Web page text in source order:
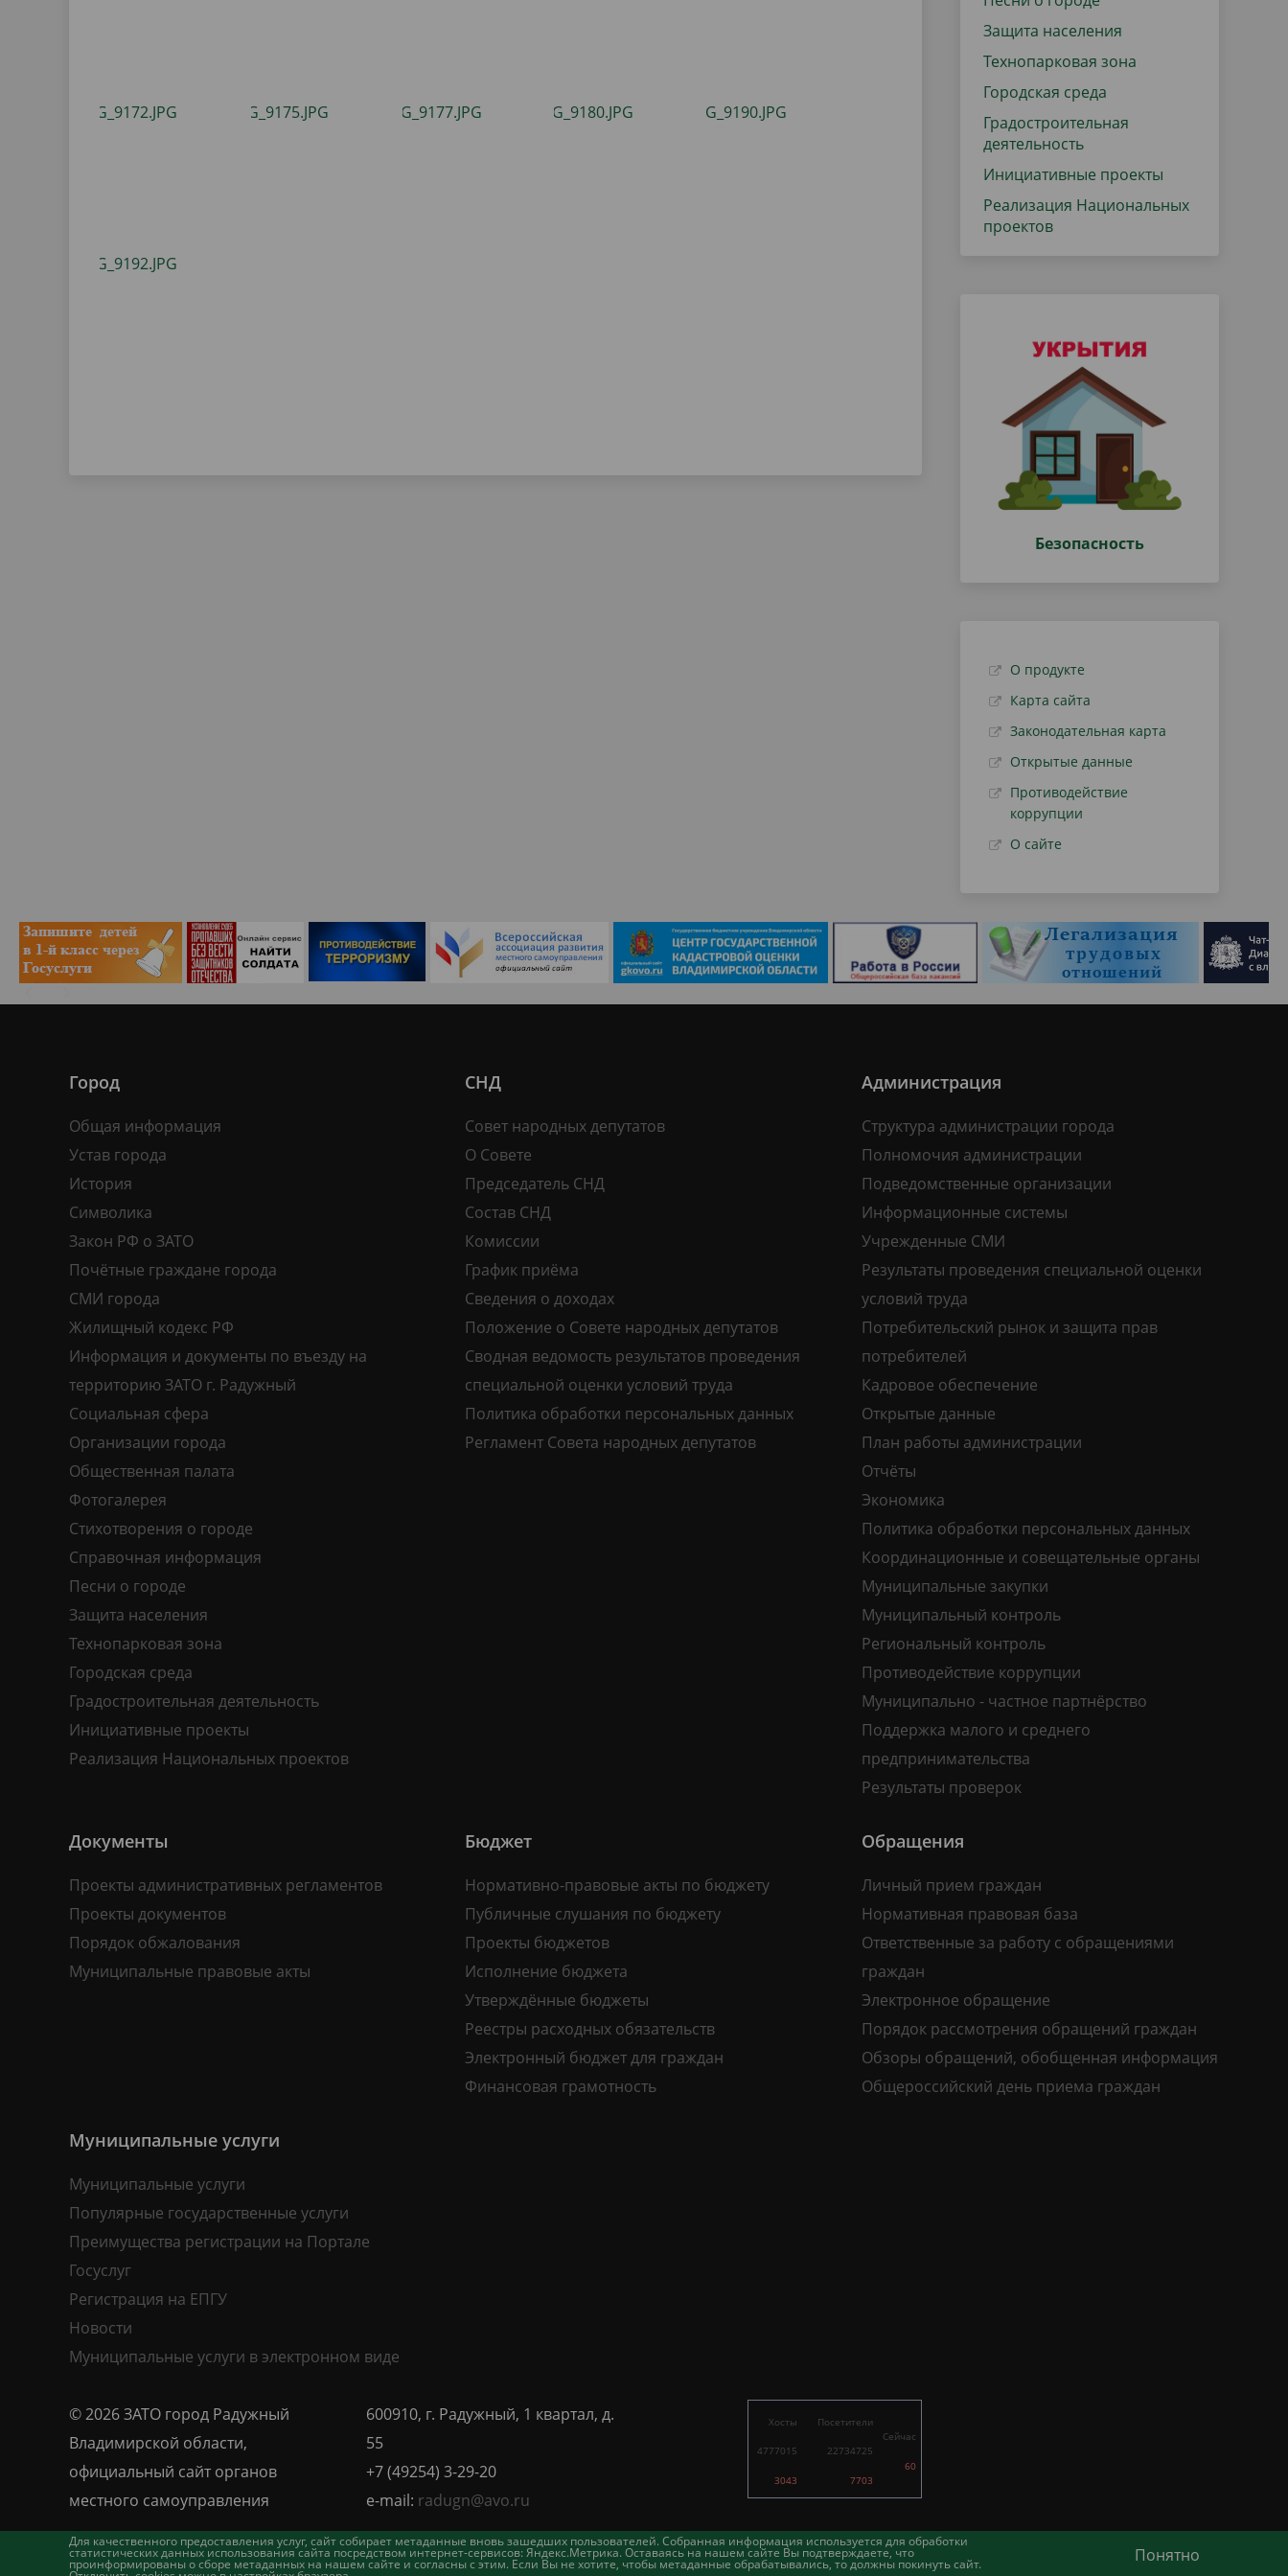
Защита населения
Технопарковая зона
Городская среда
Градостроительная
деятельность
Инициативные проекты
Реализация Национальных
проектов
Безопасность
О продукте
Карта сайта
Законодательная карта
Открытые данные
Противодействие
коррупции
О сайте
Для качественного предоставления услуг, сайт собирает метаданные вновь зашедших пользователей. Собранная информация используется для обработки
статистических данных использования сайта посредством интернет-сервисов: Яндекс.Метрика. Оставаясь на нашем сайте Вы подтверждаете, что
проинформированы о сборе метаданных на нашем сайте и согласны с этим. Если Вы не хотите, чтобы метаданные обрабатывались, то должны покинуть сайт. Понятно
Город
Общая информация
Устав города
История
Символика
Закон РФ о ЗАТО
Почётные граждане города
СМИ города
Жилищный кодекс РФ
Информация и документы по въезду на
территорию ЗАТО г. Радужный
Социальная сфера
Организации города
Общественная палата
Фотогалерея
Стихотворения о городе
Справочная информация
Песни о городе
Защита населения
Технопарковая зона
Городская среда
Градостроительная деятельность
Инициативные проекты
Реализация Национальных проектов
СНД
Совет народных депутатов
О Совете
Председатель СНД
Состав СНД
Комиссии
График приёма
Сведения о доходах
Положение о Совете народных депутатов
Сводная ведомость результатов проведения
специальной оценки условий труда
Политика обработки персональных данных
Регламент Совета народных депутатов
Администрация
Структура администрации города
Полномочия администрации
Подведомственные организации
Информационные системы
Учрежденные СМИ
Результаты проведения специальной оценки
условий труда
Потребительский рынок и защита прав
потребителей
Кадровое обеспечение
Открытые данные
План работы администрации
Отчёты
Экономика
Политика обработки персональных данных
Координационные и совещательные органы
Муниципальные закупки
Муниципальный контроль
Региональный контроль
Противодействие коррупции
Муниципально - частное партнёрство
Поддержка малого и среднего
предпринимательства
Результаты проверок
Документы
Проекты административных регламентов
Проекты документов
Порядок обжалования
Муниципальные правовые акты
Бюджет
Нормативно-правовые акты по бюджету
Публичные слушания по бюджету
Проекты бюджетов
Исполнение бюджета
Утверждённые бюджеты
Реестры расходных обязательств
Электронный бюджет для граждан
Финансовая грамотность
Обращения
Личный прием граждан
Нормативная правовая база
Ответственные за работу с обращениями
граждан
Электронное обращение
Порядок рассмотрения обращений граждан
Обзоры обращений, обобщенная информация
Общероссийский день приема граждан
Муниципальные услуги
Муниципальные услуги
Популярные государственные услуги
Преимущества регистрации на Портале
Госуслуг
Регистрация на ЕПГУ
Новости
Муниципальные услуги в электронном виде
© 2026 ЗАТО город Радужный
Владимирской области,
официальный сайт органов
местного самоуправления
600910, г. Радужный, 1 квартал, д.
55
+7 (49254) 3-29-20
e-mail: radugn@avo.ru
Хосты
4777015
3043
Посетители
22734725
7703
Сейчас
60